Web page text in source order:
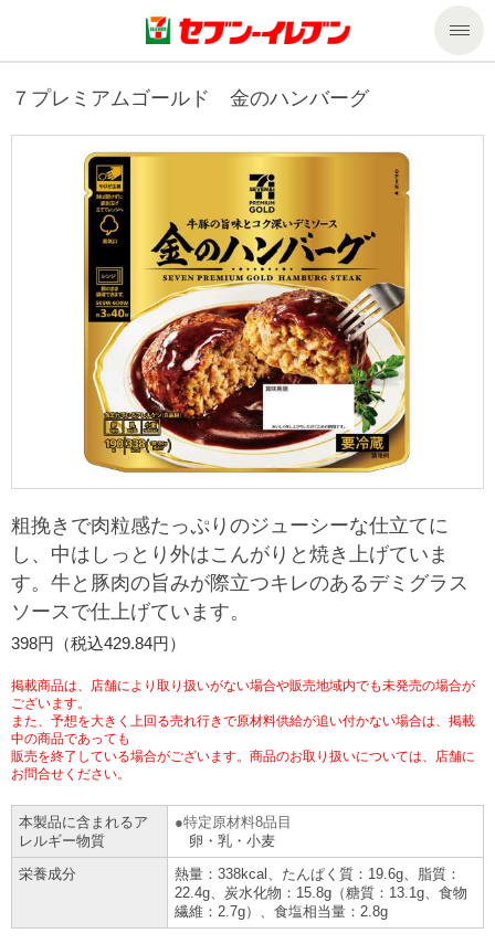
商品のご案内
商品のご案内トップ
今週の新商品
来週の新商品
商品カテゴリ一覧
セブンプレミアム
食の安全・安心への取組み
ギフト
プリペイドカード・金券
ニンテンドー・ダウンロードカード
セール・キャンペーン
サービストップ
nanacoトップ
マルチコピー機でできること
マルチコピー機でできることトップ
コピー
プリント
スキャン
ファクス
チケット
プリペイドサービス
便利なサービス
宅配便
切手・はがき・印紙
セブン銀行ATM
ご利用可能なお支払い方法
各種料金のお支払い
スマホプリペイド
レジでApple Accountにチャージ
チケットサービス
セブンチケット
チケットぴあ
イープラス
CNプレイガイド
JTB
セブン‐イレブンでお受取り
タワーレコード
セブンネットショッピング
停電時のサービス停止のお知らせ
企業情報トップ
ニュースリリース
ごあいさつ
企業理念
会社概要
貸借対照表・損益計算書
沿革
国内店舗数
売上高、店舗数推移
セブン‐イレブンの海外事業
私たちの取組み
サステナビリティ
サステナビリティトップ
セブン＆アイ・ホールディングスの重点課題
サステナビリティ活動基本方針
サステナビリティ推進体制
GREEN CHALLENGE 2050
4VISIONS
サステナビリティニュース
サステナビリティレポート
加盟店オーナー募集 物件募集・購入
アルバイト情報
お問い合わせ
Language
English (Corporate)
English (Services)
中文[繁體字](服務)
７プレミアムゴールド 金のハンバーグ
粗挽きで肉粒感たっぷりのジューシーな仕立てに
し、中はしっとり外はこんがりと焼き上げていま
す。牛と豚肉の旨みが際立つキレのあるデミグラス
ソースで仕上げています。
398円（税込429.84円）
掲載商品は、店舗により取り扱いがない場合や販売地域内でも未発売の場合が
ございます。
また、予想を大きく上回る売れ行きで原材料供給が追い付かない場合は、掲載
中の商品であっても
販売を終了している場合がございます。商品のお取り扱いについては、店舗に
お問合せください。
本製品に含まれるア
レルギー物質
特定原材料8品目
卵・乳・小麦
栄養成分
熱量：338kcal、たんぱく質：19.6g、脂質：
22.4g、炭水化物：15.8g（糖質：13.1g、食物
繊維：2.7g）、食塩相当量：2.8g